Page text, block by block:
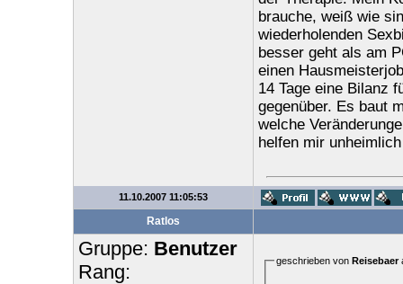
brauche, weiß wie
wiederholenden
besser geht als am
einen
14 Tage eine Bilanz
gegenüber. Es baut
welche
helfen mir
11.10.2007 11:05:53
Ratlos
Gruppe: Benutzer
Rang:
geschrieben von Reisebaer